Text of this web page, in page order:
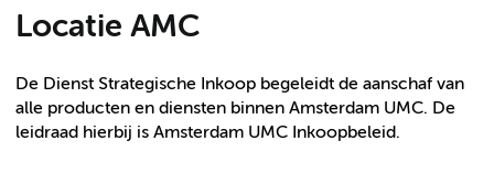
Locatie AMC
De Dienst Strategische Inkoop begeleidt de aanschaf van
alle producten en diensten binnen Amsterdam UMC. De
leidraad hierbij is Amsterdam UMC Inkoopbeleid.